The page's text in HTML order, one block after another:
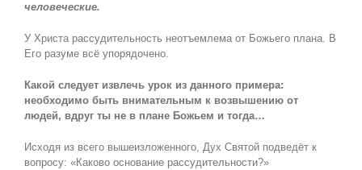
человеческие.
У Христа рассудительность неотъемлема от Божьего плана. В
Его разуме всё упорядочено.
Какой следует извлечь урок из данного примера:
необходимо быть внимательным к возвышению от
людей, вдруг ты не в плане Божьем и тогда…
Исходя из всего вышеизложенного, Дух Святой подведёт к
вопросу: «Каково основание рассудительности?»